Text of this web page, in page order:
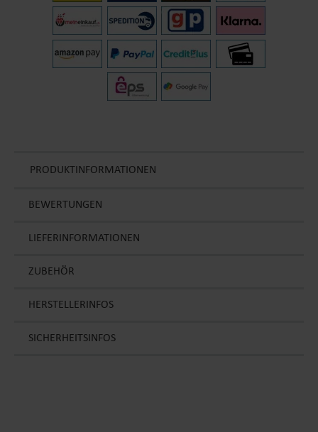
PRODUKTINFORMATIONEN
BEWERTUNGEN
LIEFERINFORMATIONEN
ZUBEHÖR
HERSTELLERINFOS
SICHERHEITSINFOS